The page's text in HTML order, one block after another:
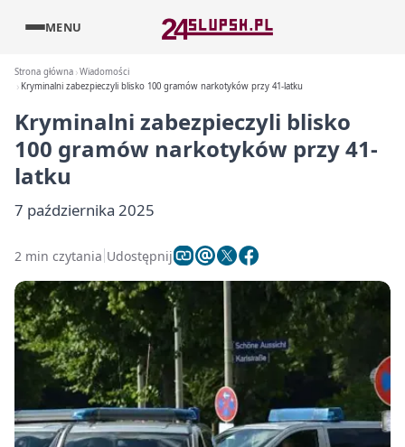
MENU
Strona główna Wiadomości
Kryminalni zabezpieczyli blisko 100 gramów narkotyków przy 41-latku
Kryminalni zabezpieczyli blisko
100 gramów narkotyków przy 41-
latku
7 października 2025
2 min czytania Udostępnij